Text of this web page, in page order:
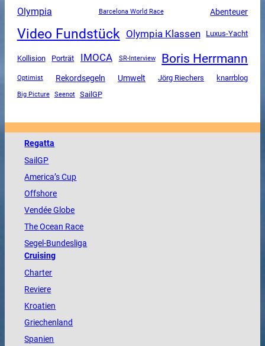
Olympia Barcelona World Race Abenteuer
Video Fundstück Olympia Klassen Luxus-Yacht
Kollision Porträt IMOCA SR-Interview Boris Herrmann
Optimist Rekordsegeln Umwelt Jörg Riechers knarrblog
Big Picture Seenot SailGP
Regatta
SailGP
America’s Cup
Offshore
VendéeGlobe
TheOcean Race
Segel-Bundesliga
Cruising
Charter
Reviere
Kroatien
Griechenland
Spanien